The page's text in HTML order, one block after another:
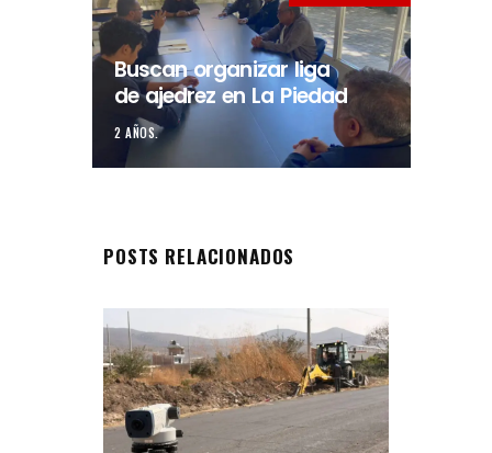
Buscan organizar liga
de ajedrez en La Piedad
2 AÑOS.
POSTS RELACIONADOS